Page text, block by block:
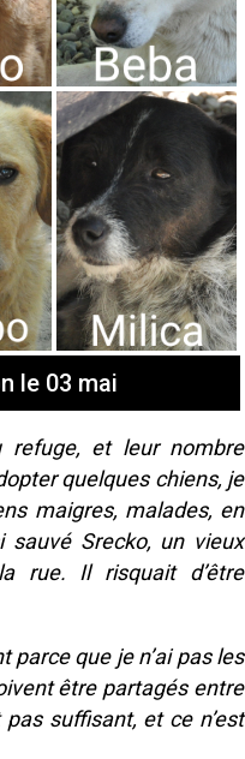
le 03 mai
refuge, et leur nombre
quelques chiens, je
maigres, malades, en
sauvé Srecko, un vieux
rue. Il risquait d’être
que je n’ai pas les
être partagés entre
suffisant, et ce n’est